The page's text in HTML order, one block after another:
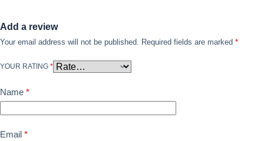
Add a review
Your email address will not be published. Required fields are marked *
YOUR RATING *
Name *
Email *